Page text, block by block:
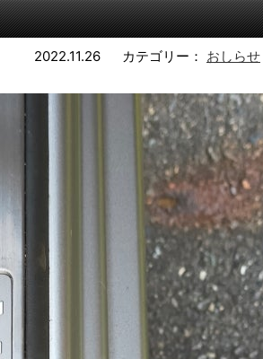
2022.11.26 カテゴリー： おしらせ